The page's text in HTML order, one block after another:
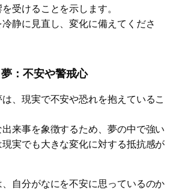
受けることを示します。
静に見直し、変化に備えてくださ
：不安や警戒心
、現実で不安や恐れを抱えているこ
来事を象徴するため、夢の中で強い
実でも大きな変化に対する抵抗感が
自分がなにを不安に思っているのか